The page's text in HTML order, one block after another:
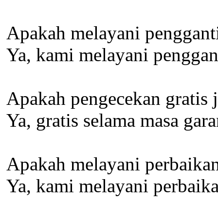
Apakah melayani
Ya, kami melayani
Apakah pengecekan
Ya, gratis selama masa
Apakah melayani
Ya, kami melayani